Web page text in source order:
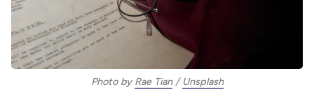
Photo by Rae Tian / Unsplash